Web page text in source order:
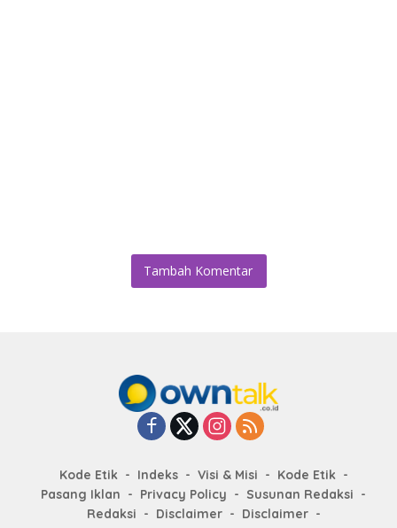
Tambah Komentar
Kode Etik Indeks Visi & Misi
Kode Etik
Pasang Iklan
Privacy Policy
Susunan Redaksi
Redaksi
Disclaimer
Disclaimer